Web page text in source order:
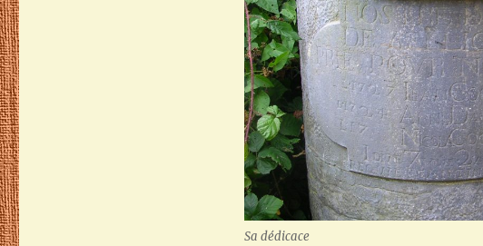
Sa dédicace